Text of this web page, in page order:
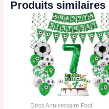
Produits similaires
Déco Anniversaire Foot